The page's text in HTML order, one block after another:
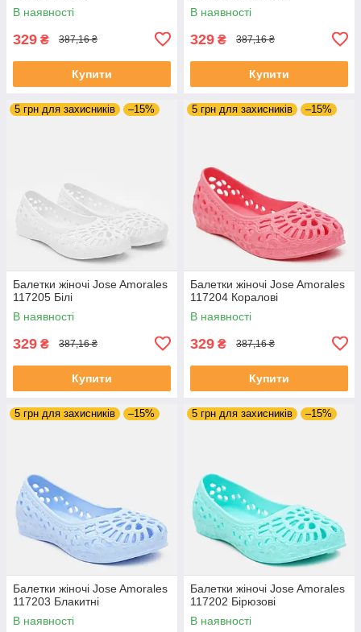
В наявності
329 ₴ 387,16 ₴
Купити
В наявності
329 ₴ 387,16 ₴
Купити
5 грн для захисників –15%
Балетки жіночі Jose Amorales
117205 Білі
В наявності
329 ₴ 387,16 ₴
Купити
5 грн для захисників –15%
Балетки жіночі Jose Amorales
117204 Коралові
В наявності
329 ₴ 387,16 ₴
Купити
5 грн для захисників –15%
Балетки жіночі Jose Amorales
117203 Блакитні
В наявності
5 грн для захисників –15%
Балетки жіночі Jose Amorales
117202 Бірюзові
В наявності